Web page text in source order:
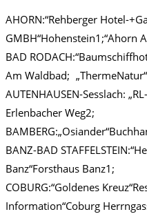
AHORN:“Rehberger Hotel-
GMBH“Hohenstein1;“Ahorn
BAD
Am Waldbad;
AUTENHAUSEN-Sesslach:
Erlenbacher Weg2;
BANZ-BAD
Banz“Forsthaus Banz1;
COBURG:“Goldenes
Information“Coburg